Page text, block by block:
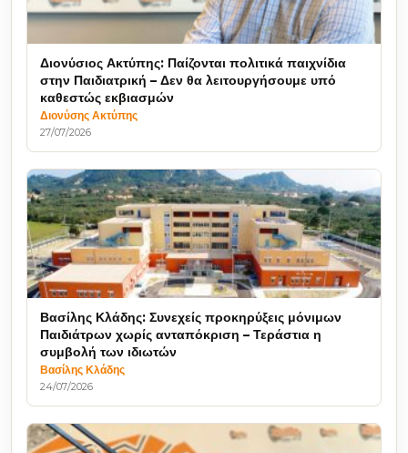
Διονύσιος Ακτύπης: Παίζονται πολιτικά παιχνίδια
στην Παιδιατρική – Δεν θα λειτουργήσουμε υπό
καθεστώς εκβιασμών
Διονύσης Ακτύπης
27/07/2026
Βασίλης Κλάδης: Συνεχείς προκηρύξεις μόνιμων
Παιδιάτρων χωρίς ανταπόκριση – Τεράστια η
συμβολή των ιδιωτών
Βασίλης Κλάδης
24/07/2026